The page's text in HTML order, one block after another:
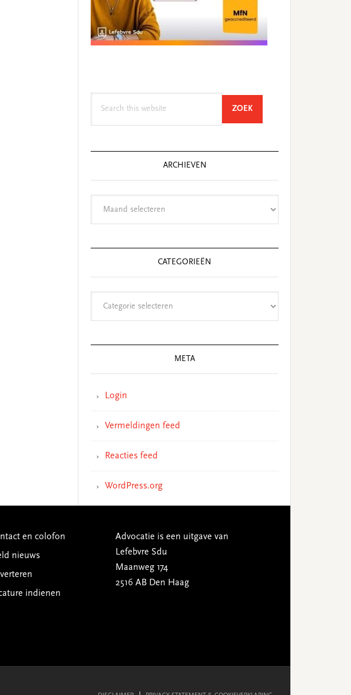
ZOEKSEARCH
ARCHIEVEN
CATEGORIEËN
META
Login
Vermeldingen feed
Reacties feed
WordPress.org
en colofon
nieuws
indienen
Advocatie is een uitgave van
Lefebvre Sdu
Maanweg 174
2516 AB Den Haag